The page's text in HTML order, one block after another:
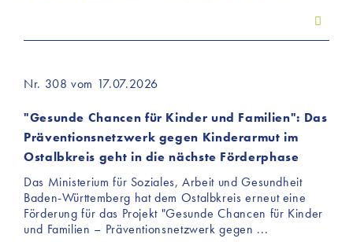
Nr. 308 vom 17.07.2026
"Gesunde Chancen für Kinder und Familien": Das
Präventionsnetzwerk gegen Kinderarmut im
Ostalbkreis geht in die nächste Förderphase
Das Ministerium für Soziales, Arbeit und Gesundheit
Baden-Württemberg hat dem Ostalbkreis erneut eine
Förderung für das Projekt "Gesunde Chancen für Kinder
und Familien – Präventionsnetzwerk gegen ...